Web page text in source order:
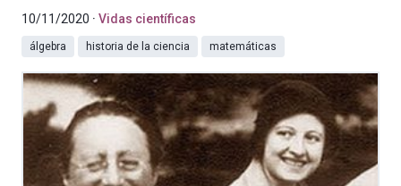
10/11/2020 Vidas científicas
álgebra historia de la ciencia matemáticas